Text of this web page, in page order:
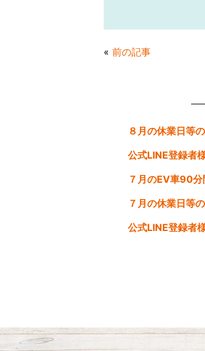
c
k
itt
« 前の記事
７月の休業日等